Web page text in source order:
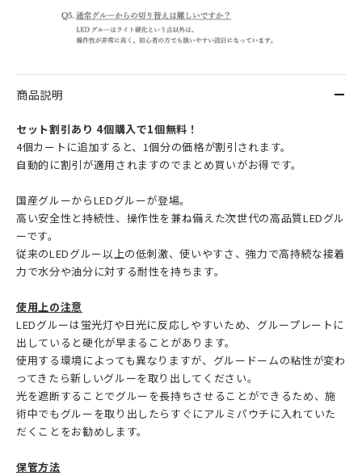
商品説明
セット割引あり 4個購入で1個無料！
4個カートに追加すると、1個分の価格が割引されます。
自動的に割引が適用されますのでまとめ買いがお得です。
国産グルーからLEDグルーが登場。
高い安全性と持続性、操作性を兼ね備えた次世代の高品質LEDグル
ーです。
従来のLEDグルー以上の低刺激、使いやすさ、強力で高持続な接着
力で水分や油分に対する耐性を持ちます。
使用上の注意
LEDグルーは蛍光灯や日光に反応しやすいため、グループレートに
出していると硬化が早まることがあります。
使用する環境によっても異なりますが、グルードームの粘性が変わ
ってきたら新しいグルーを取り出してください。
光を遮断することでグルーを長持ちさせることができるため、施
術中でもグルーを取り出したらすぐにアルミパウチに入れていた
だくことをお勧めします。
保管方法